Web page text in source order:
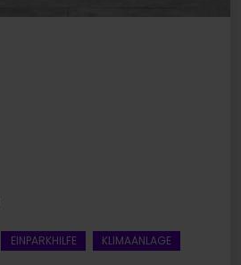
EINPARKHILFE KLIMAANLAGE